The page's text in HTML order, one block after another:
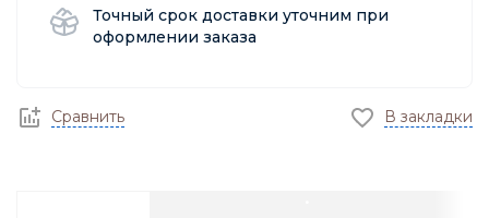
Точный срок доставки уточним при
оформлении заказа
Сравнить В закладки